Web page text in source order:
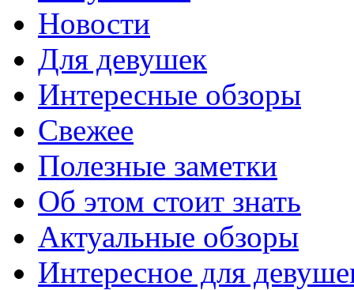
Новости
Для девушек
Интересные обзоры
Свежее
Полезные заметки
Об этом стоит знать
Актуальные обзоры
Интересное для